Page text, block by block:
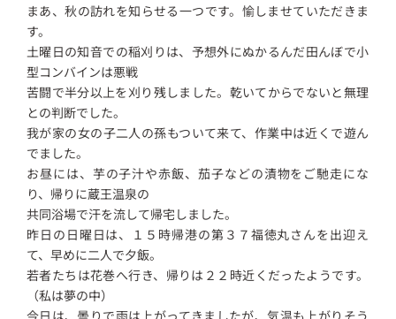
まあ、秋の訪れを知らせる一つです。愉しませていただきま
す。
土曜日の知音での稲刈りは、予想外にぬかるんだ田んぼで小
型コンバインは悪戦
苦闘で半分以上を刈り残しました。乾いてからでないと無理
との判断でした。
我が家の女の子二人の孫もついて来て、作業中は近くで遊ん
でました。
お昼には、芋の子汁や赤飯、茄子などの漬物をご馳走にな
り、帰りに蔵王温泉の
共同浴場で汗を流して帰宅しました。
昨日の日曜日は、１５時帰港の第３７福徳丸さんを出迎え
て、早めに二人で夕飯。
若者たちは花巻へ行き、帰りは２２時近くだったようです。
（私は夢の中）
今日は、曇りで雨は上がってきましたが、気温も上がりそう